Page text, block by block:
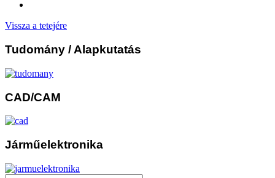
Vissza a tetejére
Tudomány / Alapkutatás
CAD/CAM
Járműelektronika